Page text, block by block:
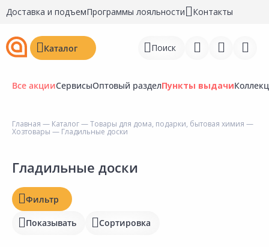
Доставка и подъемПрограммы лояльности Контакты
Каталог Поиск
Войти
Регистрация
Все акцииСервисыОптовый разделПункты выдачи
Главная — Каталог—Товары для дома, подарки, бытовая химия —
Хозтовары — Гладильные доски
Гладильные доски
Наличие на складах
Статус
Отзывы
Фильтр
Показывать Сортировка